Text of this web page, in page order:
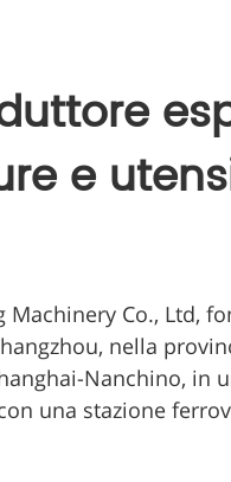
e
Machinery Co., Ltd,
nella
Nanchino, in
una stazione